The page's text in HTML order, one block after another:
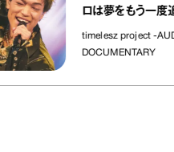
ロは夢をもう一度追わせ
れた場所」
timelesz project -AUDITION-
DOCUMENTARY